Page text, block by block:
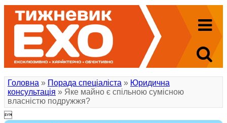
Головна » Порада спеціаліста » Юридична
консультація » Яке майно є спільною сумісною
власністю подружжя?
